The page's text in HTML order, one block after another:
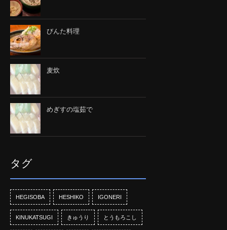
びんた料理
麦炊
めぎすの塩茹で
タグ
HEGISOBA HESHIKO IGONERI
KINUKATSUGI きゅうり とうもろこし